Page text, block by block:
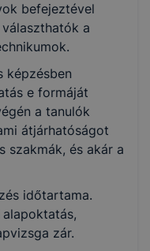
befejeztével
a
képzésben
e formáját
a tanulók
átjárhatóságot
szakmák, és akár a
időtartama.
zár.